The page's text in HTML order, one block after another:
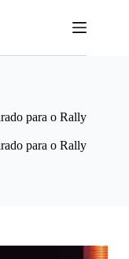
para o Rally
para o Rally